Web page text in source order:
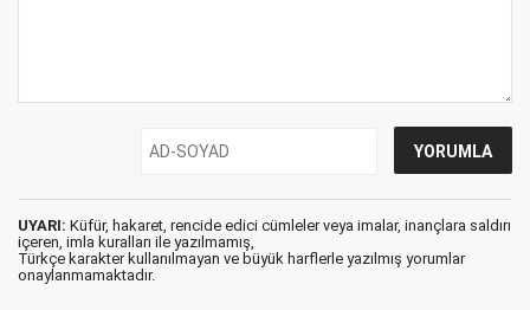
UYARI: Küfür, hakaret, rencide edici cümleler veya imalar, inançlara saldırı
içeren, imla kuralları ile yazılmamış,
Türkçe karakter kullanılmayan ve büyük harflerle yazılmış yorumlar
onaylanmamaktadır.